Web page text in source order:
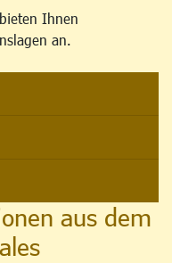
Ihnen
an.
aus dem